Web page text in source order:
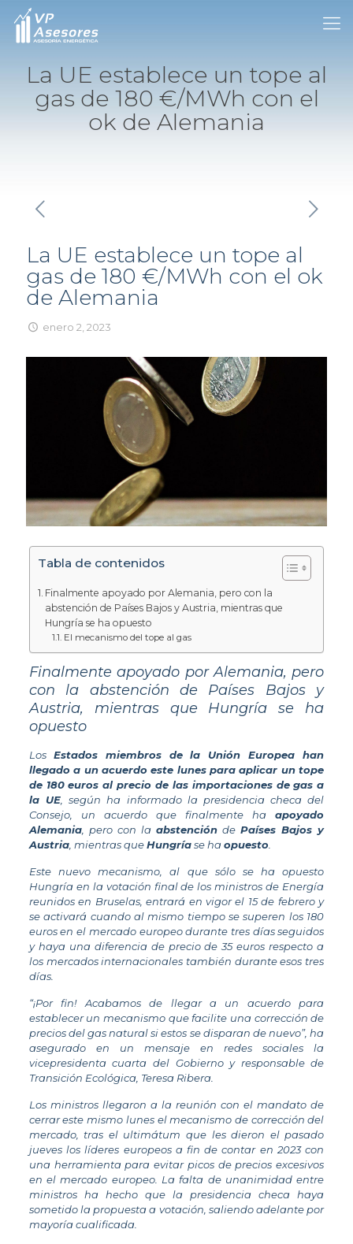
La UE establece un tope al
gas de 180 €/MWh con el
ok de Alemania
La UE establece un tope al
gas de 180 €/MWh con el ok
de Alemania
enero 2, 2023
Tabla de contenidos
Finalmente apoyado por Alemania, pero con la
abstención de Países Bajos y Austria, mientras que
Hungría se ha opuesto
El mecanismo del tope al gas
Finalmente apoyado por Alemania, pero
con la abstención de Países Bajos y
Austria, mientras que Hungría se ha
opuesto
Los Estados miembros de la Unión Europea han
llegado a un acuerdo este lunes para aplicar un tope
de 180 euros al precio de las importaciones de gas a
la UE, según ha informado la presidencia checa del
Consejo, un acuerdo que finalmente haapoyado
Alemania, pero con la abstención dePaíses Bajos y
Austria, mientras queHungríase haopuesto
Este nuevo mecanismo, al que sólo se ha opuesto
Hungría en la votación final de los ministros de Energía
reunidos en Bruselas, entrará en vigor el 15 de febrero y
se activará cuando al mismo tiempo se superen los 180
euros en el mercado europeo durante tres días seguidos
y haya una diferencia de precio de 35 euros respecto a
los mercados internacionales también durante esos tres
días.
“¡Por fin! Acabamos de llegar a un acuerdo para
establecer un mecanismo que facilite una corrección de
precios del gas natural si estos se disparan de nuevo”, ha
asegurado en un mensaje en redes sociales la
vicepresidenta cuarta del Gobierno y responsable de
Transición Ecológica, Teresa Ribera.
Los ministros llegaron a la reunión con el mandato de
cerrar este mismo lunes el mecanismo de corrección del
mercado, tras el ultimátum que les dieron el pasado
jueves los líderes europeos a fin de contar en 2023 con
una herramienta para evitar picos de precios excesivos
en el mercado europeo. La falta de unanimidad entre
ministros ha hecho que la presidencia checa haya
sometido la propuesta a votación, saliendo adelante por
mayoría cualificada.